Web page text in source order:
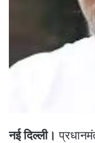
l
नई दिल्ली।